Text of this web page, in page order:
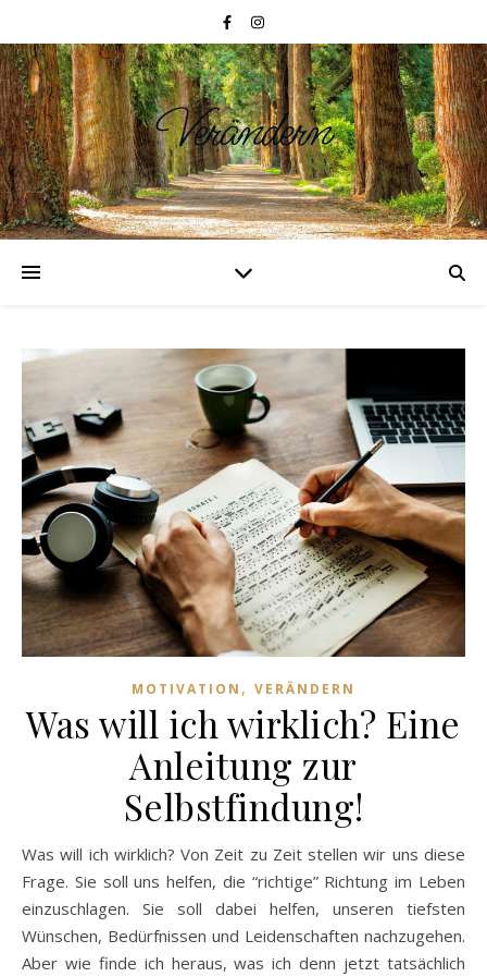
Verändern
MOTIVATION , VERÄNDERN
Was will ich wirklich? Eine
Anleitung zur
Selbstfindung!
Was will ich wirklich? Von Zeit zu Zeit stellen wir uns diese
Frage. Sie soll uns helfen, die “richtige” Richtung im Leben
einzuschlagen. Sie soll dabei helfen, unseren tiefsten
Wünschen, Bedürfnissen und Leidenschaften nachzugehen.
Aber wie finde ich heraus, was ich denn jetzt tatsächlich